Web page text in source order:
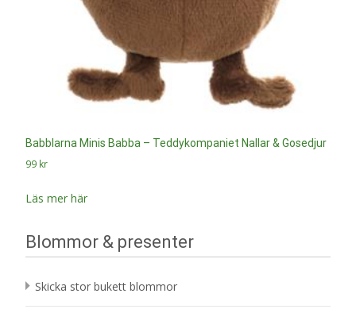
Babblarna Minis Babba – Teddykompaniet Nallar & Gosedjur
99 kr
Läs mer här
Blommor & presenter
Skicka stor bukett blommor